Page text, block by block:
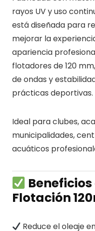
rayos UV y uso
está diseñada para
mejorar la
apariencia
flotadores de 120
de ondas y
prácticas deportivas.
Ideal para clubes,
municipalidades,
acuáticos
Flotación
Reduce el oleaje